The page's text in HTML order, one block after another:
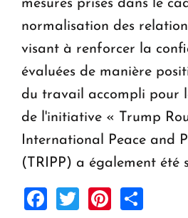
mesures prises dans le
normalisation des
visant à renforcer la
évaluées de manière
du travail accompli pour
de l'initiative « Trump
International Peace and
(TRIPP) a également été
Facebook
TwitterPinterest